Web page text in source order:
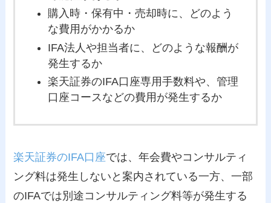
購入時・保有中・売却時に、どのよう
な費用がかかるか
IFA法人や担当者に、どのような報酬が
発生するか
楽天証券のIFA口座専用手数料や、管理
口座コースなどの費用が発生するか
楽天証券のIFA口座では、年会費やコンサルティ
ング料は発生しないと案内されている一方、一部
のIFAでは別途コンサルティング料等が発生する